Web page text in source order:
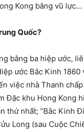
Kong bằng vũ lực…
Quốc?
bằng ba hiệp ước,
ước Bắc Kinh
việc nhà Thanh
Đặc khu Hong Kong
thứ nhất; “Bắc Kinh
Long (sau Cuộc